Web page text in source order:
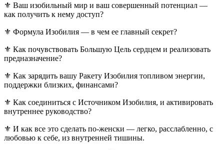
⚜️ Ваш изобильный мир и ваш совершенный потенциал —
как получить к нему доступ?
⚜️ Формула Изобилия — в чем ее главный секрет?
⚜️ Как почувствовать Большую Цель сердцем и реализовать
предназначение?
⚜️ Как зарядить вашу Ракету Изобилия топливом энергии,
поддержки близких, финансами?
⚜️ Как соединиться с Источником Изобилия, и активировать
внутреннее руководство?
⚜️ И как все это сделать по-женски — легко, расслабленно, с
любовью к себе, из внутренней тишины.